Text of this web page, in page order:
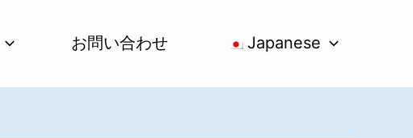
お問い合わせ Japanese